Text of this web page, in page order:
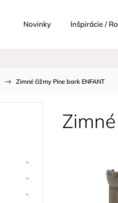
Novinky Inšpirácie /
/ Zimné čižmy Pine bark ENFANT